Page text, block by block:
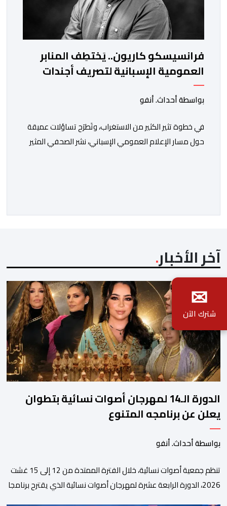
فرانسيسكو كاريون.. يَختطِف المنابر
العمومية الإسبانية لتصريف أجندات
معادية للمغرب
بواسطة أحداث. أنفو
في خطوة تثير الكثير من الاستغراب، وتَطرَح تساؤلات عميقة
حول مسار الإعلام العمومي الإسباني، نشر الصحفي المثير
الاجتماعية”، يُمثِّل خروجاً غير مألوف عن الخط التحريري
آخر الأخبار
الدورة الـ14 لمهرجان أصوات نسائية بتطوان
يعلن عن برنامجه المتنوع
بواسطة أحداث. أنفو
تنظم جمعية أصوات نسائية، خلال الفترة الممتدة من 12 إلى 15 غشت
2026، الدورة الرابعة عشرة لمهرجان أصوات نسائية الذي يقترح برنامجا
✉
شترك الآن